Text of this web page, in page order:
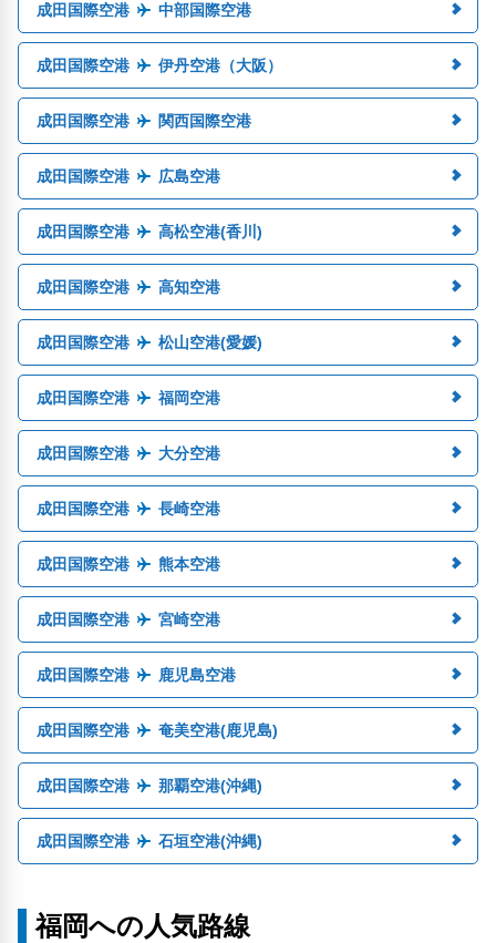
成田国際空港 中部国際空港
成田国際空港 伊丹空港（大阪）
成田国際空港 関西国際空港
成田国際空港 広島空港
成田国際空港 高松空港(香川)
成田国際空港 高知空港
成田国際空港 松山空港(愛媛)
成田国際空港 福岡空港
成田国際空港 大分空港
成田国際空港 長崎空港
成田国際空港 熊本空港
成田国際空港 宮崎空港
成田国際空港 鹿児島空港
成田国際空港 奄美空港(鹿児島)
成田国際空港 那覇空港(沖縄)
成田国際空港 石垣空港(沖縄)
福岡への人気路線